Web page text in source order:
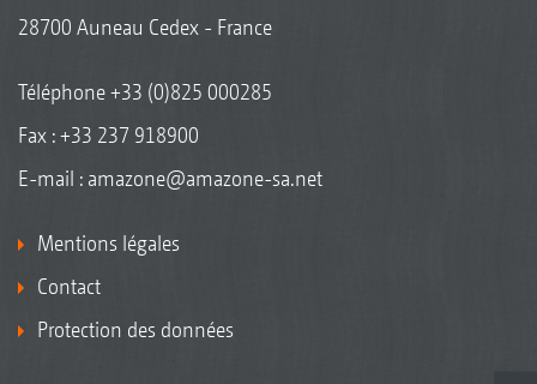
28700 Auneau Cedex - France
Téléphone+33 (0)825 000285
Fax : +33 237 918900
E-mail : amazone@amazone-sa.net
Mentions légales
Contact
Protection des données